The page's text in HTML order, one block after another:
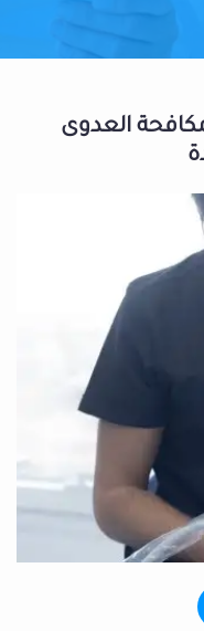
العدوى